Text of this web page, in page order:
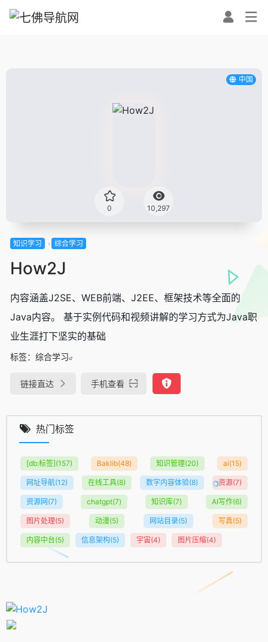
中国
0 10,297
知识学习 综合学习
How2J
内容涵盖J2SE、WEB前端、J2EE、框架技术等全面的
Java内容。 基于实例代码和视频讲解的学习方式为Java职
业生涯打下坚实的基础
标签： 综合学习
链接直达 手机查看
热门标签
[db:标签](157) Baklib(48) 知识管理(20) ai(15)
网址导航(12) 在线工具(8) 数字内容体验(8) 资源(7)
资源网 (7) chatgpt(7) 知识库(7) AI写作(6)
图片处理(5) 动漫(5) 网站目录(5) 写真(5)
内容中台(5) 信息架构(5) 宇宙(4) 图片压缩(4)